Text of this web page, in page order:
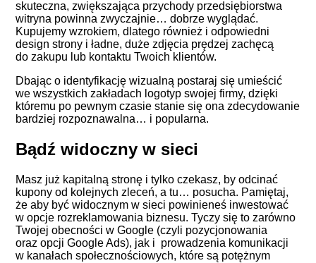
skuteczna, zwiększająca przychody przedsiębiorstwa
witryna powinna zwyczajnie… dobrze wyglądać.
Kupujemy wzrokiem, dlatego również i odpowiedni
design strony i ładne, duże zdjęcia prędzej zachęcą
do zakupu lub kontaktu Twoich klientów.
Dbając o identyfikację wizualną postaraj się umieścić
we wszystkich zakładach logotyp swojej firmy, dzięki
któremu po pewnym czasie stanie się ona zdecydowanie
bardziej rozpoznawalna… i popularna.
Bądź widoczny w sieci
Masz już kapitalną stronę i tylko czekasz, by odcinać
kupony od kolejnych zleceń, a tu… posucha. Pamiętaj,
że aby być widocznym w sieci powinieneś inwestować
w opcje rozreklamowania biznesu. Tyczy się to zarówno
Twojej obecności w Google (czyli pozycjonowania
oraz opcjiGoogle Ads), jak i prowadzenia komunikacji
w kanałach społecznościowych, które są potężnym